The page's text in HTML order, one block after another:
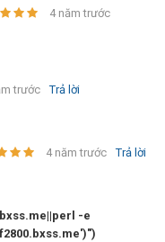
4 năm trước
trước
Trả lời
4 năm trước
Trả lời
-e